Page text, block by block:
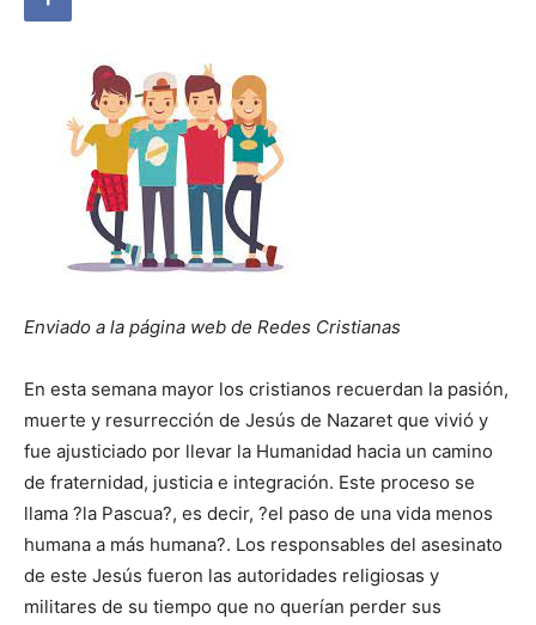
Enviado a la página web de Redes Cristianas
En esta semana mayor los cristianos recuerdan la pasión,
muerte y resurrección de Jesús de Nazaret que vivió y
fue ajusticiado por llevar la Humanidad hacia un camino
de fraternidad, justicia e integración. Este proceso se
llama ?la Pascua?, es decir, ?el paso de una vida menos
humana a más humana?. Los responsables del asesinato
de este Jesús fueron las autoridades religiosas y
militares de su tiempo que no querían perder sus